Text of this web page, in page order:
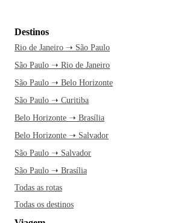
Destinos
Rio de Janeiro ➝ São Paulo
São Paulo ➝ Rio de Janeiro
São Paulo ➝ Belo Horizonte
São Paulo ➝ Curitiba
Belo Horizonte ➝ Brasília
Belo Horizonte ➝ Salvador
São Paulo ➝ Salvador
São Paulo ➝ Brasília
Todas as rotas
Todas os destinos